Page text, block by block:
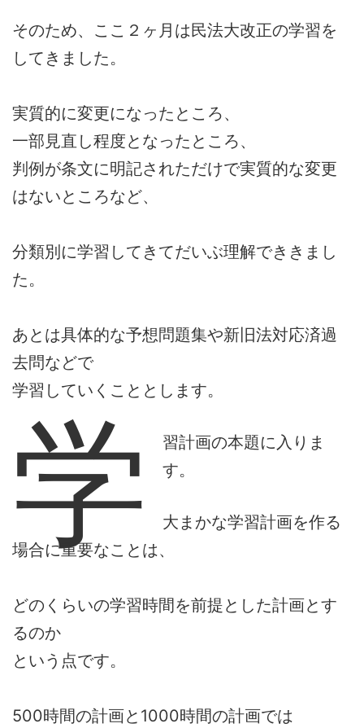
そのため、ここ２ヶ月は民法大改正の学習を
してきました。
実質的に変更になったところ、
一部見直し程度となったところ、
判例が条文に明記されただけで実質的な変更
はないところなど、
分類別に学習してきてだいぶ理解でききまし
た。
あとは具体的な予想問題集や新旧法対応済過
去問などで
学習していくこととします。
学
習計画の本題に入りま
す。
大まかな学習計画を作る
場合に重要なことは、
どのくらいの学習時間を前提とした計画とす
るのか
という点です。
500時間の計画と1000時間の計画では